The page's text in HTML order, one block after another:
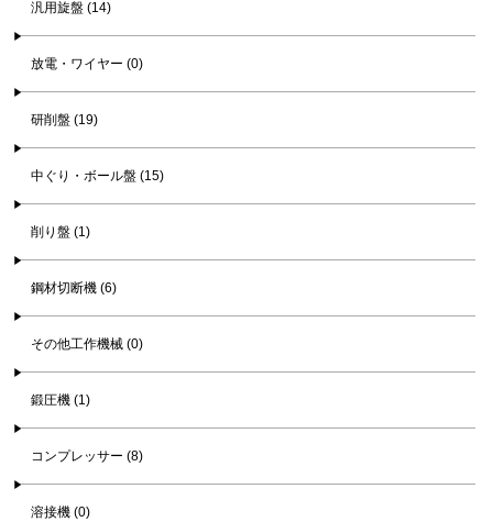
汎用旋盤 (14)
放電・ワイヤー (0)
研削盤 (19)
中ぐり・ボール盤 (15)
削り盤 (1)
鋼材切断機 (6)
その他工作機械 (0)
鍛圧機 (1)
コンプレッサー (8)
溶接機 (0)